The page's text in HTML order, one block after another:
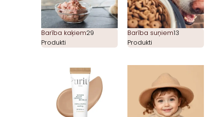
Barība kaķiem29
Produkti
Barība suņiem13
Produkti